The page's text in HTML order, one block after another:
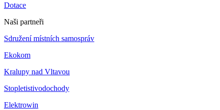
Dotace
Naši partneři
Sdružení místních samospráv
Ekokom
Kralupy nad Vltavou
Stopletistivodochody
Elektrowin